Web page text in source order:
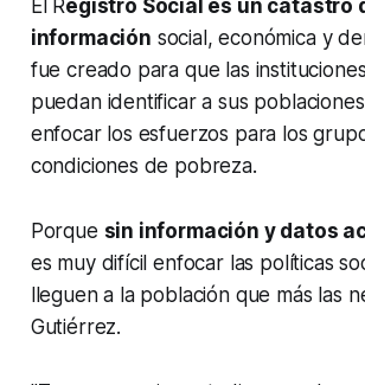
El Registro Social es un catastro
información social, económica y
fue creado para que las
puedan identificar a sus
enfocar los esfuerzos para los
condiciones de pobreza.
Porque sin información y datos
es muy difícil enfocar las políticas
lleguen a la población que más las
Gutiérrez.